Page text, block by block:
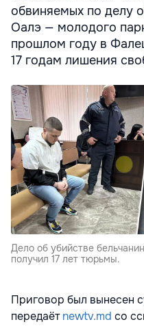
обвиняемых по делу
Оалэ — молодого
прошлом году в
17 годам лишения
Дело об убийстве
получил 17 лет тюрьмы.
Приговор был вынесен
передаётnewtv.md со